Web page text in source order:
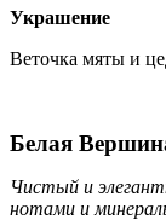
Украшение
Веточка мяты и
Белая
Чистый и
нотами и